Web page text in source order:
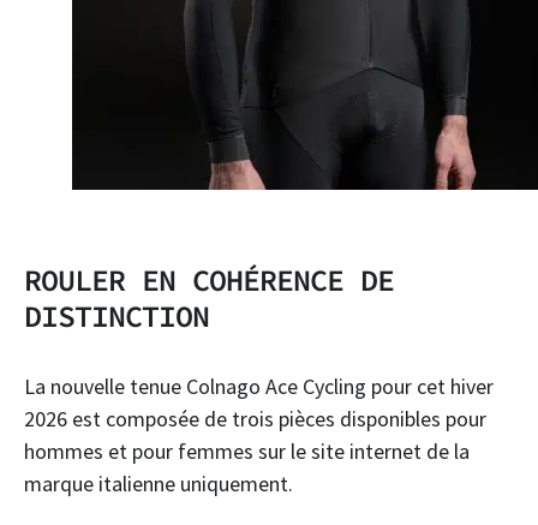
ROULER EN COHÉRENCE DE
DISTINCTION
La nouvelle tenue Colnago Ace Cycling pour cet hiver
2026 est composée de trois pièces disponibles pour
hommes et pour femmes sur le site internet de la
marque italienne uniquement.